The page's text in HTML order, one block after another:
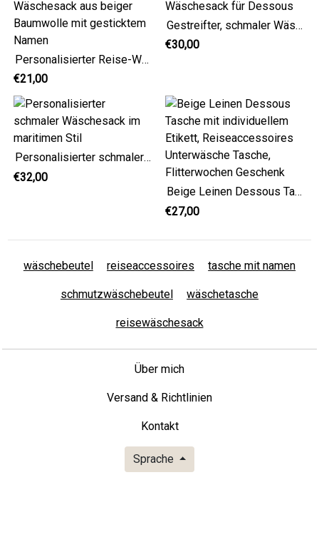
Personalisierter Reise-Wäschesack aus beiger Baumwolle mit gesticktem Namen
€21,00
Gestreifter, schmaler Wäschesack für Dessous
€30,00
Personalisierter schmaler Wäschesack im maritimen Stil
€32,00
Beige Leinen Dessous Tasche mit individuellem Etikett, Reiseaccessoires Unterwäsche Tasche, Flitterwochen Geschenk
€27,00
wäschebeutel reiseaccessoires tasche mit namen
schmutzwäschebeutel wäschetasche
reisewäschesack
Über mich
Versand & Richtlinien
Kontakt
Sprache